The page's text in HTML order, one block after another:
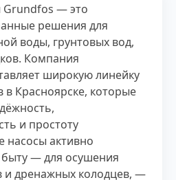
— это
решения для
воды, грунтовых вод,
Компания
широкую линейку
Красноярске, которые
и простоту
насосы активно
— для осушения
и дренажных колодцев, —